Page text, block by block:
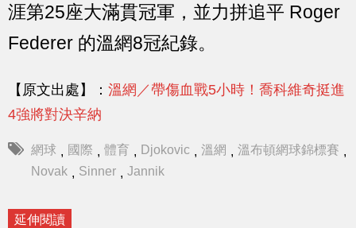
涯第25座大滿貫冠軍，並力拼追平 Roger
Federer 的溫網8冠紀錄。
【原文出處】： 溫網／帶傷血戰5小時！喬科維奇挺進
4強將對決辛納
網球 , 國際 , 體育 , Djokovic , 溫網 , 溫布頓網球錦標賽 ,
Novak , Sinner , Jannik
延伸閱讀